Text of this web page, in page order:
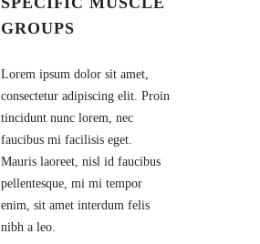
GROUPS
Lorem ipsum dolor sit amet,
consectetur adipiscing elit. Proin
tincidunt nunc lorem, nec
faucibus mi facilisis eget.
Mauris laoreet, nisl id faucibus
pellentesque, mi mi tempor
enim, sit amet interdum felis
nibh a leo.